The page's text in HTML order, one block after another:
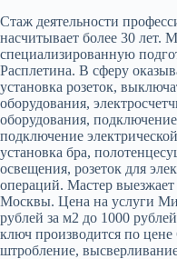
Стаж деятельности
насчитывает более 30 лет.
специализированную
Расплетина. В сферу
установка розеток,
оборудования,
оборудования,
подключение
установка бра,
освещения, розеток для
операций. Мастер
Москвы. Цена на услуги
рублей за м2 до 1000
ключ производится по
штробление,